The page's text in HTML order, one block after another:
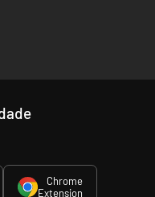
Chrome
Extension